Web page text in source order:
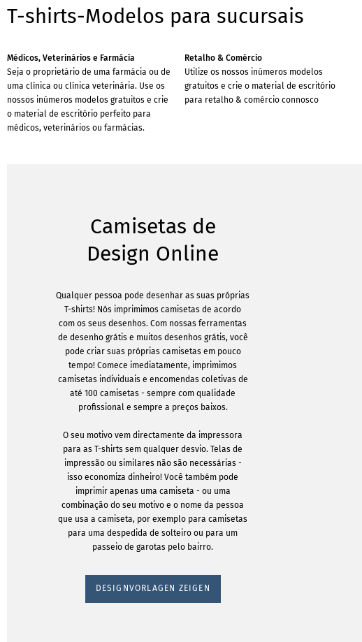
T-shirts-Modelos para sucursais
Médicos, Veterinários e Farmácia
Seja o proprietário de uma farmácia ou de
uma clínica ou clínica veterinária. Use os
nossos inúmeros modelos gratuitos e crie
o material de escritório perfeito para
médicos, veterinários ou farmácias.
Retalho & Comércio
Utilize os nossos inúmeros modelos
gratuitos e crie o material de escritório
para retalho & comércio connosco
Camisetas de
Design Online
Qualquer pessoa pode desenhar as suas próprias
T-shirts! Nós imprimimos camisetas de acordo
com os seus desenhos. Com nossas ferramentas
de desenho grátis e muitos desenhos grátis, você
pode criar suas próprias camisetas em pouco
tempo! Comece imediatamente, imprimimos
camisetas individuais e encomendas coletivas de
até 100 camisetas - sempre com qualidade
profissional e sempre a preços baixos.
O seu motivo vem directamente da impressora
para as T-shirts sem qualquer desvio. Telas de
impressão ou similares não são necessárias -
isso economiza dinheiro! Você também pode
imprimir apenas uma camiseta - ou uma
combinação do seu motivo e o nome da pessoa
que usa a camiseta, por exemplo para camisetas
para uma despedida de solteiro ou para um
passeio de garotas pelo bairro.
DESIGNVORLAGEN ZEIGEN